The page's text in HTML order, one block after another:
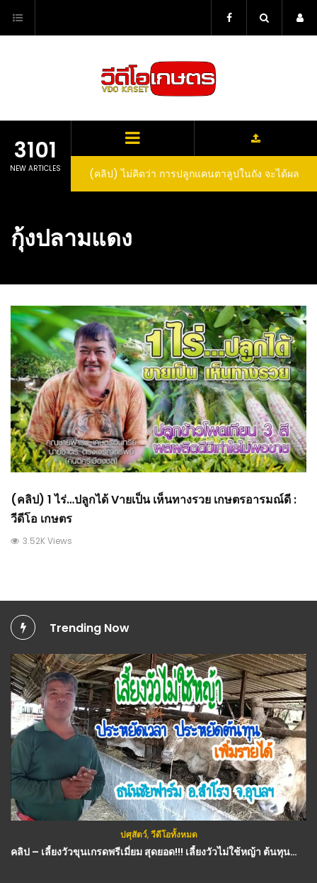
content
3101
NEW ARTICLES
(คลิป) ไม่คิดว่า การปลูกแคนตาลูปในถัง จะได้ผล
ลูกโตและหวานขนาดนี้ I didn’t expect that
such large and sweet fruit
กุ้งปลามแดง
(คลิป) 1 ไร่…ปลูกได้ Vายเป็น เห็นทางรวย เกษตรอารมณ์ดี :
วีดีโอ เกษตร
3.52K Views
Trending Now
ปศุสัตว์,วีดีโอทั้งหมด
คลิป – เลี้ยงวัวขุนเกรดพรีเมี่ยม​ สุดยอด!!! เลี้ยงวัวไม่ใช้หญ้า ต้นทุนต่ำ ประหยัดเวลา รายได้เพิ่มขึ้น : วีดีโอ เกษตร